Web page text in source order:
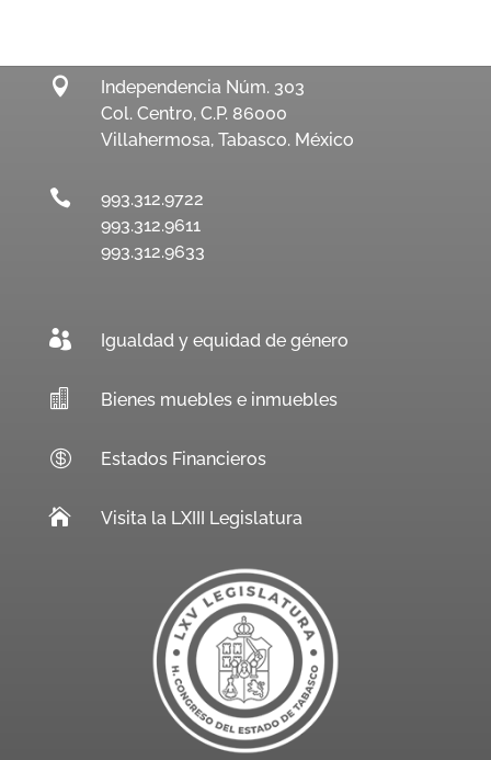

Independencia Núm. 303
Col. Centro, C.P. 86000
Villahermosa, Tabasco. México

993.312.9722
993.312.9611
993.312.9633
 Igualdad y equidad de género
 Bienes muebles e inmuebles
 Estados Financieros
 Visita la LXIII Legislatura